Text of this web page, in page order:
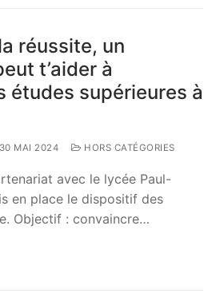
réussite, un
t’aider à
études supérieures à
30 MAI 2024 HORS CATÉGORIES
avec le lycée Paul-
en place le dispositif des
Objectif : convaincre…